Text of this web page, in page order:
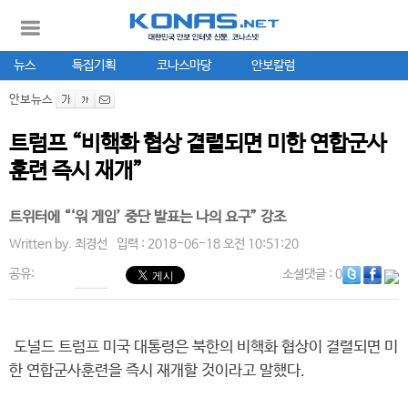
뉴스 특집기획 코나스마당 안보칼럼
안보뉴스
트럼프 “비핵화 협상 결렬되면 미한 연합군사
훈련 즉시 재개”
트위터에 “‘워 게임’ 중단 발표는 나의 요구” 강조
Written by. 최경선 입력 : 2018-06-18 오전 10:51:20
공유: 소셜댓글: 0
도널드 트럼프 미국 대통령은 북한의 비핵화 협상이 결렬되면 미
한 연합군사훈련을 즉시 재개할 것이라고 말했다.